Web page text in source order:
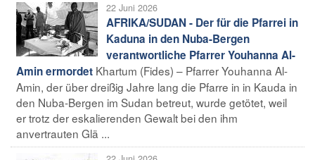
22 Juni 2026
AFRIKA/SUDAN - Der für die Pfarrei in
Kaduna in den Nuba-Bergen
verantwortliche Pfarrer Youhanna Al-
Amin ermordet Khartum (Fides) – Pfarrer Youhanna Al-
Amin, der über dreißig Jahre lang die Pfarre in in Kauda in
den Nuba-Bergen im Sudan betreut, wurde getötet, weil
er trotz der eskalierenden Gewalt bei den ihm
anvertrauten Glä ...